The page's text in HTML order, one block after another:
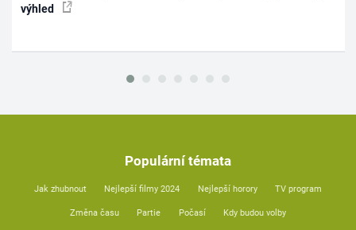
výhled
Populární témata
Jak zhubnout Nejlepší filmy 2024 Nejlepší horory TV program
Změna času Partie Počasí Kdy budou volby